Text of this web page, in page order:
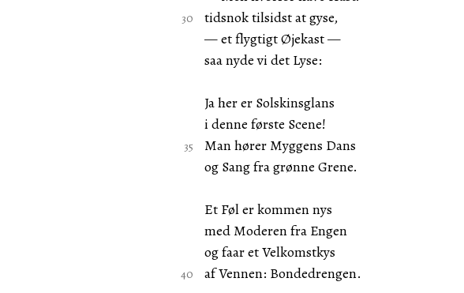
tidsnok tilsidst at gyse,
— et flygtigt Øjekast —
saa nyde vi det Lyse:
Ja her er Solskinsglans
i denne første Scene!
Man hører Myggens Dans
og Sang fra grønne Grene.
Et Føl er kommen nys
med Moderen fra Engen
og faar et Velkomstkys
af Vennen: Bondedrengen.